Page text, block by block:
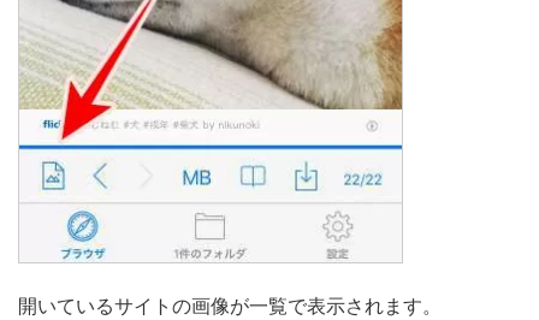
開いているサイトの画像が一覧で表示されます。